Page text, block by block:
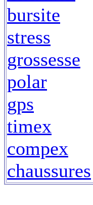
bursite
stress
grossesse
polar
gps
timex
compex
chaussures